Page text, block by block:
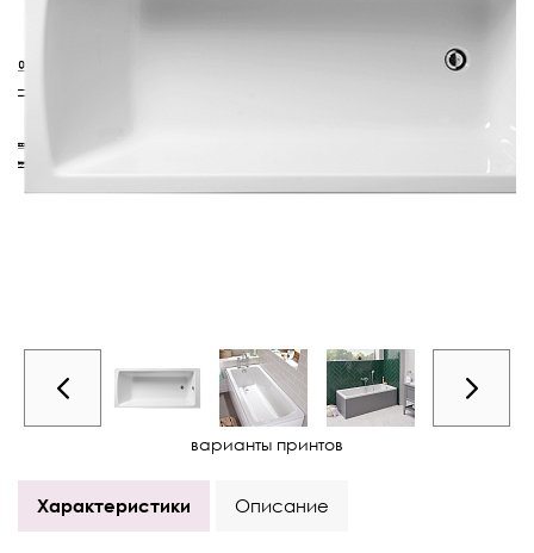
варианты принтов
Характеристики Описание